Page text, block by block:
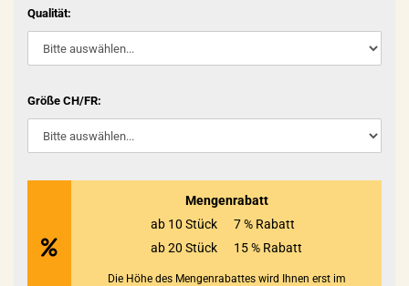
Qualität:
Größe CH/FR:
Mengenrabatt
ab 10 Stück
7 % Rabatt
ab 20 Stück
15 % Rabatt
Die Höhe des Mengenrabattes wird Ihnen erst im